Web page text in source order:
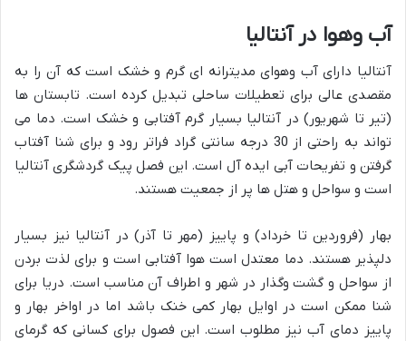
آب وهوا در آنتالیا
آنتالیا دارای آب وهوای مدیترانه ای گرم و خشک است که آن را به
مقصدی عالی برای تعطیلات ساحلی تبدیل کرده است. تابستان ها
(تیر تا شهریور) در آنتالیا بسیار گرم آفتابی و خشک است. دما می
تواند به راحتی از 30 درجه سانتی گراد فراتر رود و برای شنا آفتاب
گرفتن و تفریحات آبی ایده آل است. این فصل پیک گردشگری آنتالیا
است و سواحل و هتل ها پر از جمعیت هستند.
بهار (فروردین تا خرداد) و پاییز (مهر تا آذر) در آنتالیا نیز بسیار
دلپذیر هستند. دما معتدل است هوا آفتابی است و برای لذت بردن
از سواحل و گشت وگذار در شهر و اطراف آن مناسب است. دریا برای
شنا ممکن است در اوایل بهار کمی خنک باشد اما در اواخر بهار و
پاییز دمای آب نیز مطلوب است. این فصول برای کسانی که گرمای